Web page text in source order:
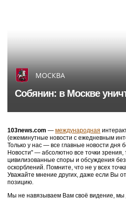
МОСКВА
Собянин: в Москве
103news.com — международная
(ежеминутные новости с ежедневным
Только у нас — все главные новости дня
Новости" — абсолютно все точки зрения,
цивилизованные споры и обсуждения
оскорблений. Помните, что не у всех
Уважайте мнение других, даже если Вы
позицию.
Мы не навязываем Вам своё видение,